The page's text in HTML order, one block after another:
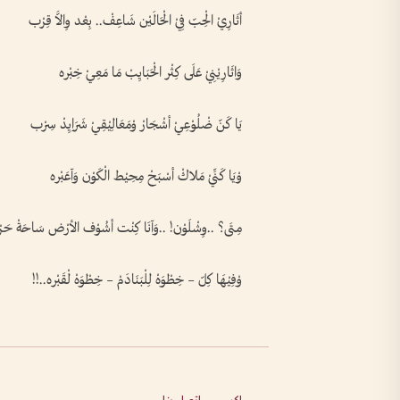
أثَارِيْ الْحِبّ فِيْ الْحَالَيْن شَاعِفْ.. بِعْد وِالاَّ قِرْب
وَاثَارِيْنِيْ عَلَى كِثْر الْحَبَايِبْ مَا مَعِيْ خِبْره
يَا كَنّ ضْلُوْعِيْ أشْجَارْ وْمَعَالِيْقِيْ شَرَاِيِدْ سِرْب
وْيَا كَنِّيْ مَلاكْ أسْبَحْ مِحِيْط الْكَوْن وَآعَبْره
مِتَى؟ ..وِشْلَوْن! ..وَآنَا كِنْت أشُوْف الأرْض سَاحَةْ
وْفِيْهَا كِلّ – خِطْوَهْ لِلْبَنَادَمْ – خِطْوَهْ لْقَبْره..!!